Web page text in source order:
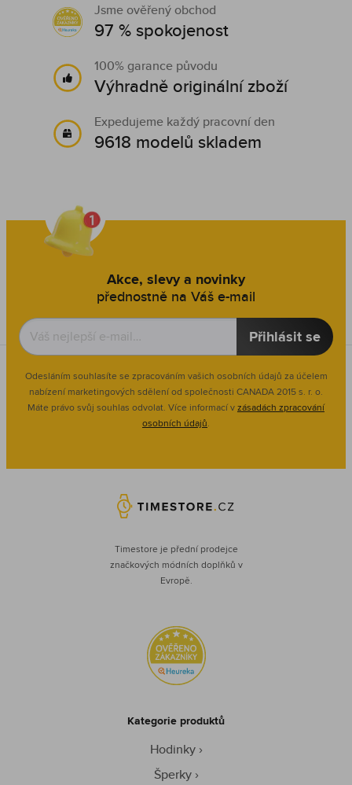
Jsme ověřený obchod
97 % spokojenost
100% garance původu
Výhradně originální zboží
Expedujeme každý pracovní den
9618 modelů skladem
Akce, slevy a novinky
přednostně na Váš e-mail
Přihlásit se
Odesláním souhlasíte se zpracováním vašich osobních údajů za účelem
nabízení marketingových sdělení od společnosti CANADA 2015 s. r. o.
Máte právo svůj souhlas odvolat. Více informací vzásadách zpracování
osobních údajů.
Timestore je přední prodejce
značkových módních doplňků v
Evropě.
Kategorie produktů
Hodinky
Šperky